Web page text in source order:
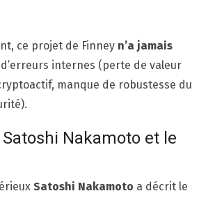
ce projet de Finney n’a jamais
d’erreurs internes (perte de valeur
manque de robustesse du
Nakamoto et le
Satoshi Nakamoto a décrit le